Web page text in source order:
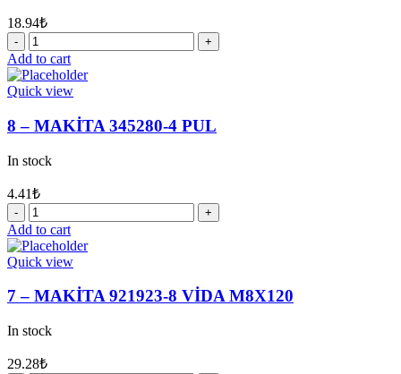
18.94₺
5
-
MAKİTA
345187-
PUL
quantity
Add to cart
Quick view
8 – MAKİTA 345280-4 PUL
In stock
4.41₺
8
-
MAKİTA
345280-
PUL
quantity
Add to cart
Quick view
7 – MAKİTA 921923-8 VİDA M8X120
In stock
29.28₺